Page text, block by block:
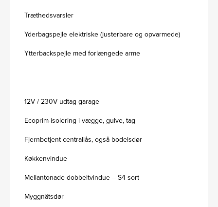
Træthedsvarsler
Yderbagspejle elektriske (justerbare og opvarmede)
Ytterbackspejle med forlængede arme
12V / 230V udtag garage
Ecoprim-isolering i vægge, gulve, tag
Fjernbetjent centrallås, også bodelsdør
Køkkenvindue
Mellantonade dobbeltvindue – S4 sort
Myggnätsdør